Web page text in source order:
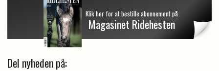
Klik her for at bestille abonnement på
Magasinet Ridehesten
Del nyheden på: